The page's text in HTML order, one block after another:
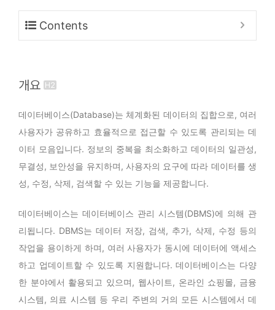
Contents
개요
데이터베이스(Database)는 체계화된 데이터의 집합으로, 여러
사용자가 공유하고 효율적으로 접근할 수 있도록 관리되는 데
이터 모음입니다. 정보의 중복을 최소화하고 데이터의 일관성,
무결성, 보안성을 유지하며, 사용자의 요구에 따라 데이터를 생
성, 수정, 삭제, 검색할 수 있는 기능을 제공합니다.
데이터베이스는 데이터베이스 관리 시스템(DBMS)에 의해 관
리됩니다. DBMS는 데이터 저장, 검색, 추가, 삭제, 수정 등의
작업을 용이하게 하며, 여러 사용자가 동시에 데이터에 액세스
하고 업데이트할 수 있도록 지원합니다. 데이터베이스는 다양
한 분야에서 활용되고 있으며, 웹사이트, 온라인 쇼핑몰, 금융
시스템, 의료 시스템 등 우리 주변의 거의 모든 시스템에서 데